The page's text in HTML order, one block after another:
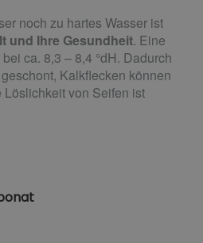
noch zu hartes Wasser ist
und Ihre Gesundheit. Eine
ca. 8,3 – 8,4 °dH. Dadurch
Kalkflecken können
von Seifen ist